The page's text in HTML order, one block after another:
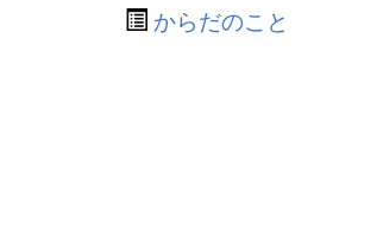
からだのこと